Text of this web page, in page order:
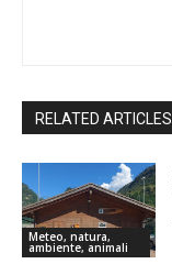
RELATED ARTICLES
Meteo, natura,
ambiente, animali